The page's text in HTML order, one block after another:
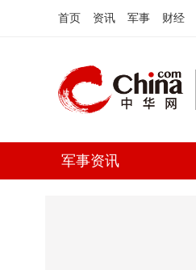
首页 资讯 军事 财经
军事资讯